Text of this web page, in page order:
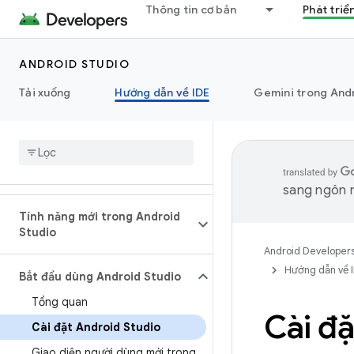
Thông tin cơ bản Phát
ANDROID STUDIO
Tải xuống
Hướng dẫn về IDE Gemini trong
Tính năng mới trong Android
Studio
Bắt đầu dùng Android Studio
Tổng quan
Cài đặt Android Studio
sang ngôn
Android
Hướng dẫn về
Cài